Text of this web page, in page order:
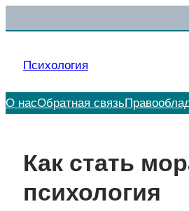
к
Психология
О насОбратная связь
Как стать
психология